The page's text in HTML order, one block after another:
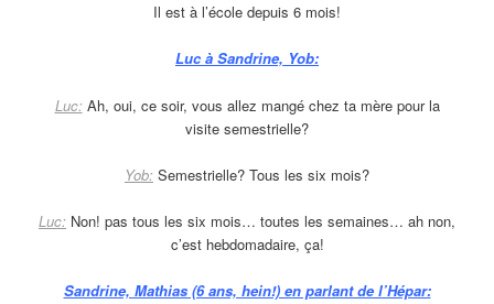
Il est à l’école depuis 6 mois!
Luc à Sandrine, Yob:
Luc: Ah, oui, ce soir, vous allez mangé chez ta mère pour la
visite semestrielle?
Yob: Semestrielle? Tous les six mois?
Luc: Non! pas tous les six mois… toutes les semaines… ah non,
c’est hebdomadaire, ça!
Sandrine, Mathias (6 ans, hein!) en parlant de l’Hépar: